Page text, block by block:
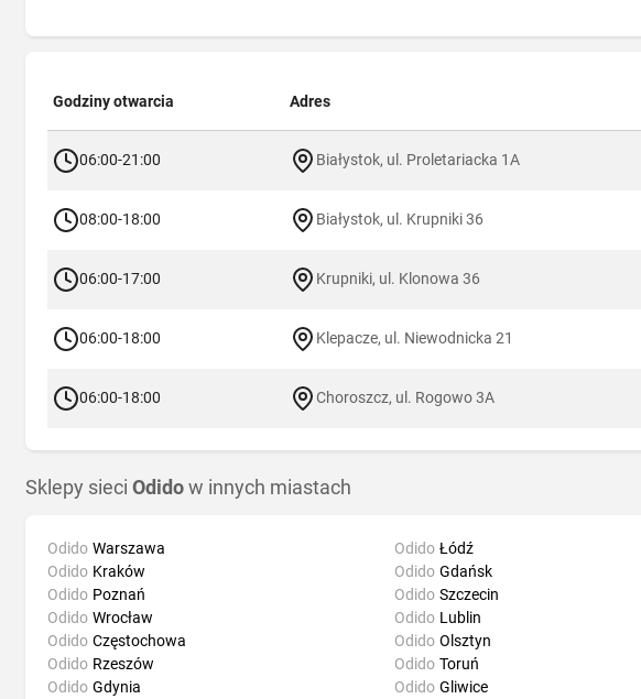
Godziny otwarcia Adres
06:00-21:00 Białystok, ul. Proletariacka 1A
08:00-18:00 Białystok, ul. Krupniki 36
06:00-17:00 Krupniki, ul. Klonowa 36
06:00-18:00 Klepacze, ul. Niewodnicka 21
06:00-18:00 Choroszcz, ul. Rogowo 3A
Sklepy sieci Odido w innych miastach
Odido Warszawa
Odido Kraków
Odido Poznań
Odido Wrocław
Odido Łódź
Odido Gdańsk
Odido Szczecin
Odido Lublin
Odido Częstochowa
Odido Rzeszów
Odido Gdynia
Odido Olsztyn
Odido Toruń
Odido Gliwice